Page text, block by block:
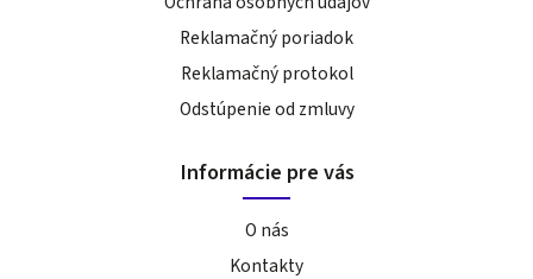
Reklamačný poriadok
Reklamačný protokol
Odstúpenie od zmluvy
Informácie pre vás
O nás
Kontakty